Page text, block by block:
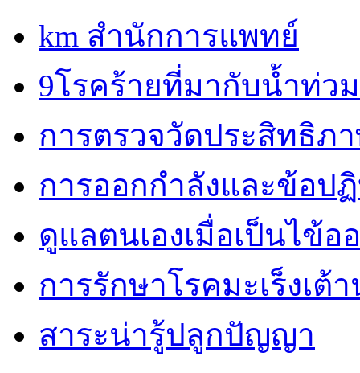
km สำนักการแพทย์
9โรคร้ายที่มากับน้ำท่วม
การตรวจวัดประสิทธิภ
การออกกำลังและข้อป
ดูแลตนเองเมื่อเป็นไข้อ
การรักษาโรคมะเร็งเต้
สาระน่ารู้ปลูกปัญญา